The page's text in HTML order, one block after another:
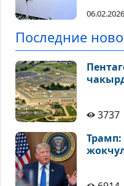
Последние
3737